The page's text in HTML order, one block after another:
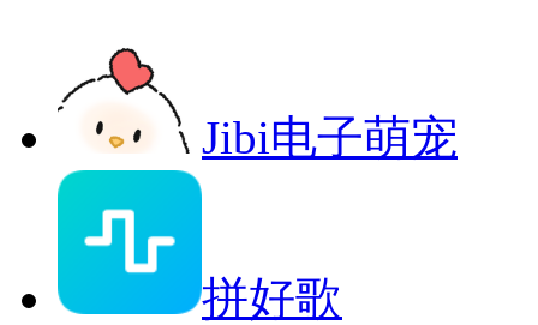
Jibi电子萌宠
拼好歌